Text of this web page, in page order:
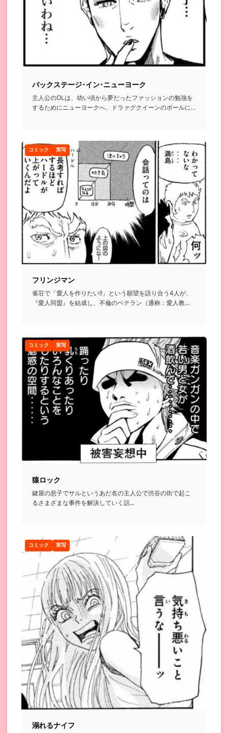
バックステージ･イン･ニューヨーク
主人公のOLは、幼い頃から夢だったファッションの勉強を
するためにニューヨークへ、ドラァグクイーンのポールに
コミック 実写
フリンジマン
雀荘で「愛人を作りたい!!」という願望を語り合う4人が、
『愛人同盟』を結成し、不倫のベテラン（通称：愛人教
コミック 実写
猿ロック
鍵屋の息子でサルというあだ名の主人公で渋谷の街で起こ
るさまざまな事件を解決していく話...
コミック 実写
溺れるナイフ